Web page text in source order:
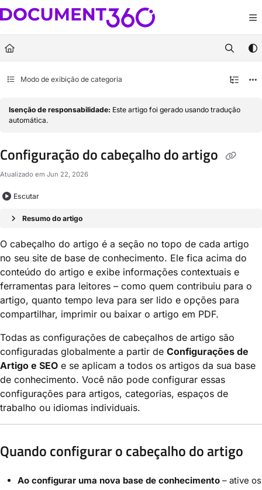
Documentation Index
Fetch the complete documentation index at:https://docs.document360.com/
Use this file to discover all available pages before exploring further.
Modo de exibição de categoria
Isenção de responsabilidade: Este artigo foi gerado usando tradução
automática.
Configuração do cabeçalho do artigo
Atualizado em Jun 22, 2026
Escutar
Resumo do artigo
O cabeçalho do artigo é a seção no topo de cada artigo
no seu site de base de conhecimento. Ele fica acima do
conteúdo do artigo e exibe informações contextuais e
ferramentas para leitores – como quem contribuiu para o
artigo, quanto tempo leva para ser lido e opções para
compartilhar, imprimir ou baixar o artigo em PDF.
Todas as configurações de cabeçalhos de artigo são
configuradas globalmente a partir de Configurações de
Artigo e SEO e se aplicam a todos os artigos da sua base
de conhecimento. Você não pode configurar essas
configurações para artigos, categorias, espaços de
trabalho ou idiomas individuais.
Quando configurar o cabeçalho do artigo
Ao configurar uma nova base de conhecimento – ative os